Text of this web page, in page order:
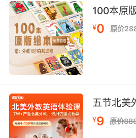
10. Inevitably, the
hatchlings attract scores of
这些幼小脆弱的幼龟不可避
者
100本原
¥0 原价
五节北美
¥9 原价